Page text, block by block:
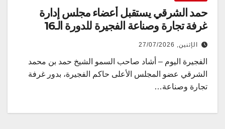
حمد الشرقي يستقبل أعضاء مجلس إدارة
غرفة تجارة وصناعة الفجيرة للدورة الـ16
الإثنين, 27/07/2026
الفجيرة اليوم – أشاد صاحب السمو الشيخ حمد بن محمد
الشرقي عضو المجلس الأعلى حاكم الفجيرة، بدور غرفة
تجارة وصناعة…